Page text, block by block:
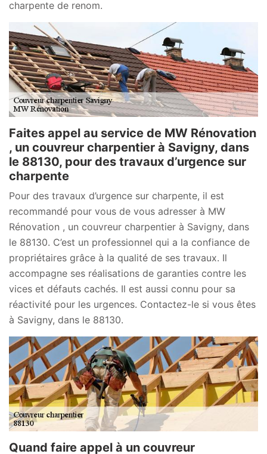
charpente de renom.
Faites appel au service de MW Rénovation
, un couvreur charpentier à Savigny, dans
le 88130, pour des travaux d’urgence sur
charpente
Pour des travaux d’urgence sur charpente, il est
recommandé pour vous de vous adresser à MW
Rénovation , un couvreur charpentier à Savigny, dans
le 88130. C’est un professionnel qui a la confiance de
propriétaires grâce à la qualité de ses travaux. Il
accompagne ses réalisations de garanties contre les
vices et défauts cachés. Il est aussi connu pour sa
réactivité pour les urgences. Contactez-le si vous êtes
à Savigny, dans le 88130.
Quand faire appel à un couvreur